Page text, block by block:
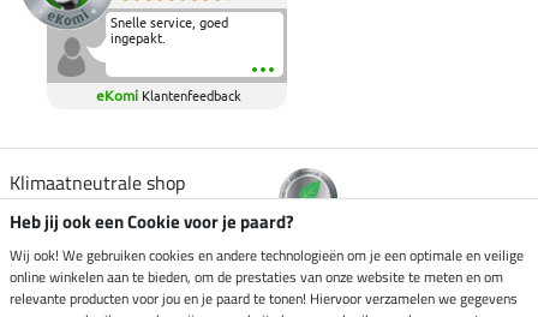
Snelle service, goed
ingepakt.
eKomi Klantenfeedback
Klimaatneutrale shop
Verzending per
Heb jij ook een Cookie voor je paard?
Wij ook! We gebruiken cookies en andere technologieën om je een optimale en veilige
online winkelen aan te bieden, om de prestaties van onze website te meten en om
relevante producten voor jou en je paard te tonen! Hiervoor verzamelen we gegevens